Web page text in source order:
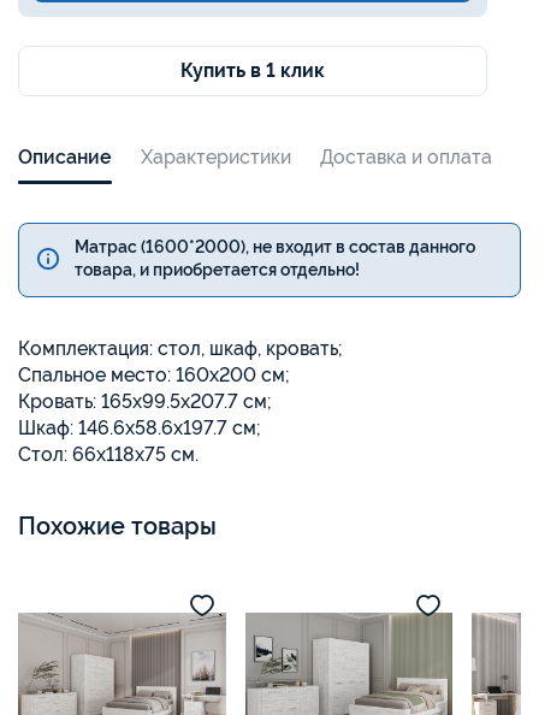
Купить в 1 клик
Описание Характеристики Доставка и оплата
Матрас (1600*2000), не входит в состав данного
товара, и приобретается отдельно!
Комплектация: стол, шкаф, кровать;
Спальное место: 160х200 см;
Кровать: 165х99.5х207.7 см;
Шкаф: 146.6x58.6x197.7 см;
Стол: 66x118x75 см.
Похожие товары